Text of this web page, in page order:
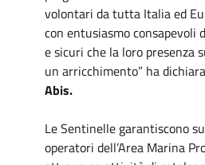
volontari da tutta Italia ed
con entusiasmo consapevoli
e sicuri che la loro presenza
un arricchimento” ha
Abis.
Le Sentinelle garantiscono
operatori dell’Area Marina